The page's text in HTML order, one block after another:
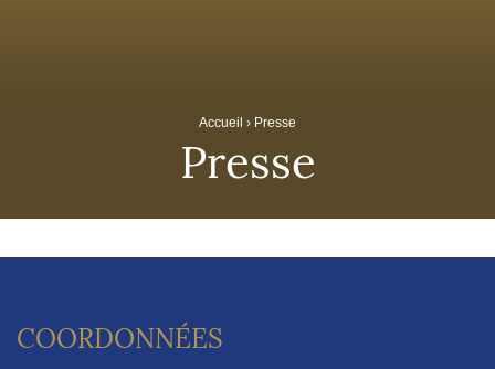
Accueil › Presse
Presse
COORDONNÉES